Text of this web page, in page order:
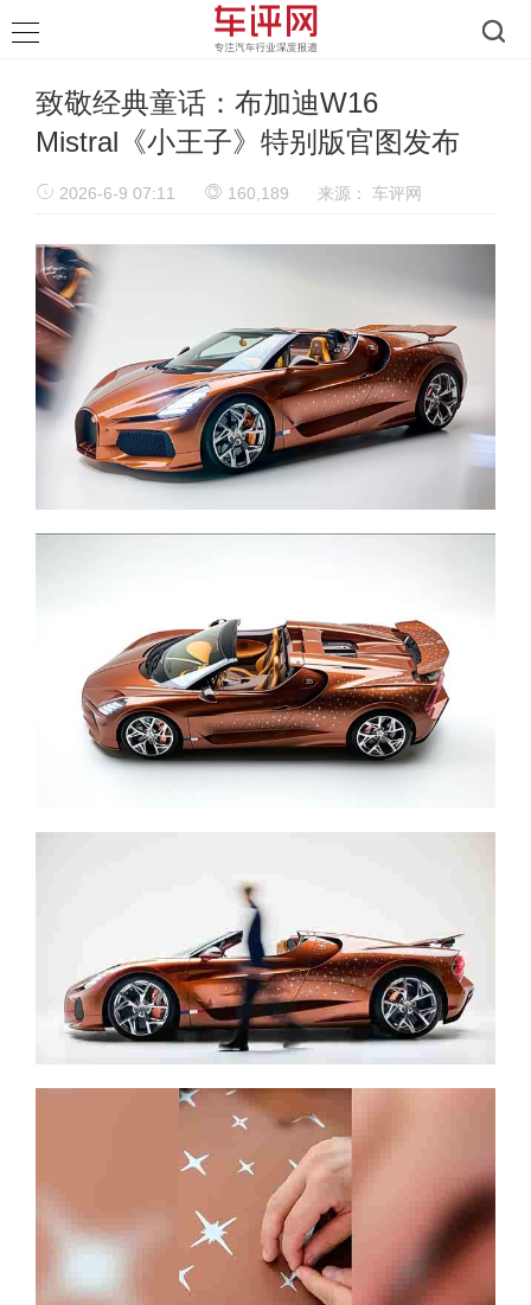
致敬经典童话：布加迪W16
Mistral《小王子》特别版官图发布
2026-6-9 07:11 160,189 来源： 车评网